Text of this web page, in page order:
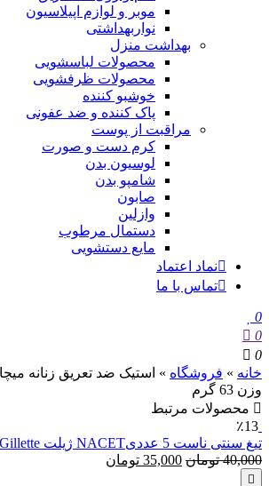
موبر و لوازم اپیلاسیون
نواربهداشتی
بهداشت منزل
محصولات لباسشویی
محصولات ظرفشویی
خوشبو کننده
پاک کننده و ضد عفونی
مراقبت از پوست
کرم دست و صورت
لوسیون بدن
شامپو بدن
صابون
وازلین
دستمال مرطوب
مایع دستشویی
نماد اعتماد
تماس با ما
0
0
0
خانه » فروشگاه »
وزن 63 گرم
محصولات مرتبط
٪13
تیغ سنتی ناست 5 عددیNACET ژیلت Gillette
40,000 تومان 35,000 تومان